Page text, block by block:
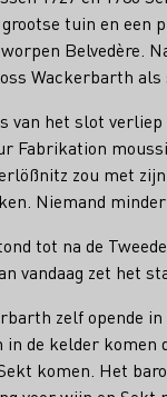
tuin en een
Belvedère.
Wackerbarth
van het slot
Fabrikation
zou met
Niemand
tot na de
vandaag zet het
zelf opende in
in de kelder komen
komen. Het